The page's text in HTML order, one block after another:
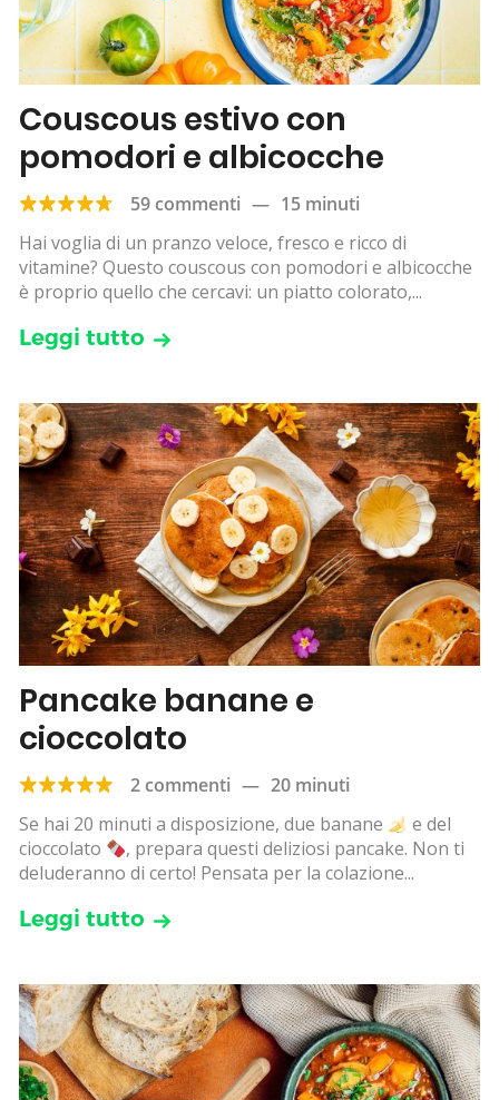
Couscous estivo con
pomodori e albicocche
59 commenti — 15 minuti
Hai voglia di un pranzo veloce, fresco e ricco di
vitamine? Questo couscous con pomodori e albicocche
è proprio quello che cercavi: un piatto colorato,...
Leggi tutto
Pancake banane e
cioccolato
2 commenti — 20 minuti
Se hai 20 minuti a disposizione, due banane
e del
cioccolato
, prepara questi deliziosi pancake. Non ti
deluderanno di certo! Pensata per la colazione...
Leggi tutto